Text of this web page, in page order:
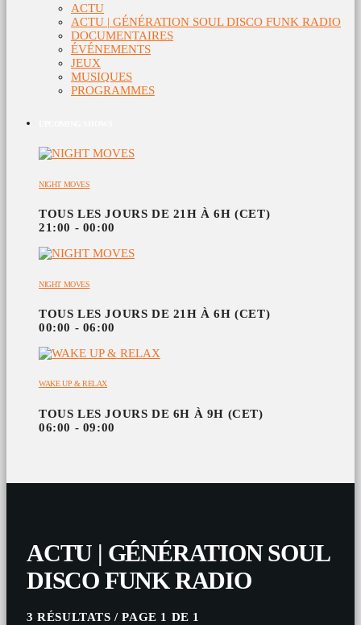
ACTU
ACTU | GÉNÉRATION SOUL DISCO FUNK RADIO
DOCUMENTAIRES
ÉVÉNEMENTS
JEUX
MUSIQUES
PROGRAMMES
NIGHT MOVES
TOUS LES JOURS DE 21H À 6H (CET)
21:00 - 00:00
NIGHT MOVES
TOUS LES JOURS DE 21H À 6H (CET)
00:00 - 06:00
WAKE UP & RELAX
TOUS LES JOURS DE 6H À 9H (CET)
06:00 - 09:00
ACTU | GÉNÉRATION SOUL
DISCO FUNK RADIO
3 RÉSULTATS / PAGE 1 DE 1